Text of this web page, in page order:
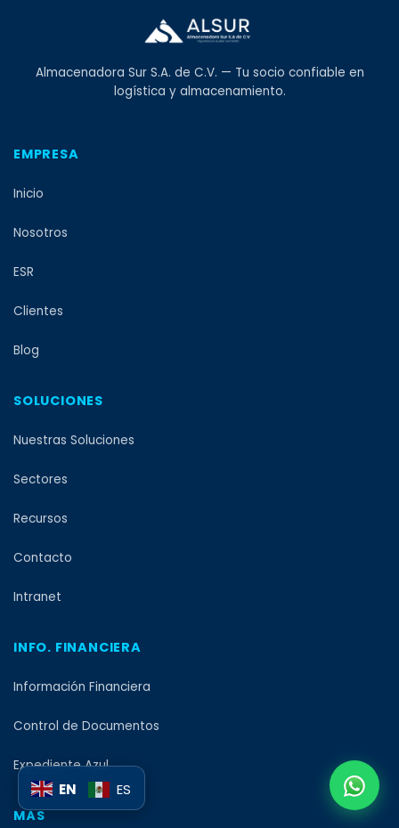
EN ES
Almacenadora Sur S.A. de C.V. — Tu socio confiable en
logística y almacenamiento.
EMPRESA
Inicio
Nosotros
ESR
Clientes
Blog
SOLUCIONES
Nuestras Soluciones
Sectores
Recursos
Contacto
Intranet
INFO. FINANCIERA
Información Financiera
Control de Documentos
Expediente Azul
MÁS